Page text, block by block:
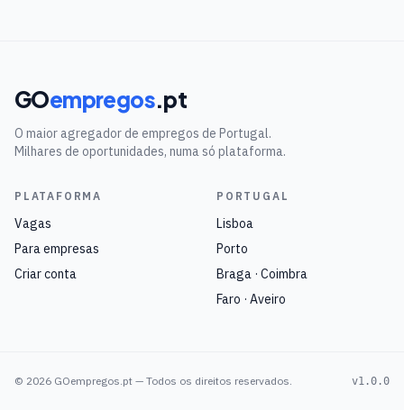
GOempregos.pt
O maior agregador de empregos de Portugal.
Milhares de oportunidades, numa só plataforma.
PLATAFORMA
Vagas
Para empresas
Criar conta
PORTUGAL
Lisboa
Porto
Braga · Coimbra
Faro · Aveiro
© 2026 GOempregos.pt — Todos os direitos reservados. v1.0.0